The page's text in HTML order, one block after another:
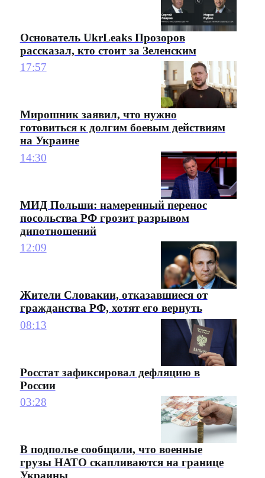
Основатель UkrLeaks Прозоров
рассказал, кто стоит за Зеленским
17:57
Мирошник заявил, что нужно
готовиться к долгим боевым действиям
на Украине
14:30
МИД Польши: намеренный перенос
посольства РФ грозит разрывом
дипотношений
12:09
Жители Словакии, отказавшиеся от
гражданства РФ, хотят его вернуть
08:13
Росстат зафиксировал дефляцию в
России
03:28
В подполье сообщили, что военные
грузы НАТО скапливаются на границе
Украины